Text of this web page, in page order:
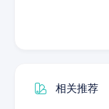
相关推荐